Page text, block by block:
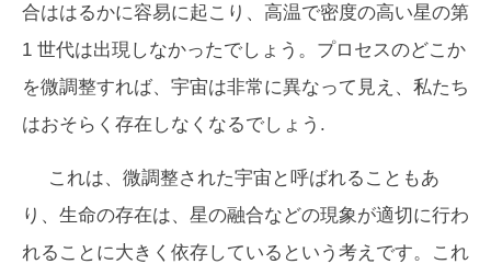
合ははるかに容易に起こり、高温で密度の高い星の第
1 世代は出現しなかったでしょう。プロセスのどこか
を微調整すれば、宇宙は非常に異なって見え、私たち
はおそらく存在しなくなるでしょう.
これは、微調整された宇宙と呼ばれることもあ
り、生命の存在は、星の融合などの現象が適切に行わ
れることに大きく依存しているという考えです。これ